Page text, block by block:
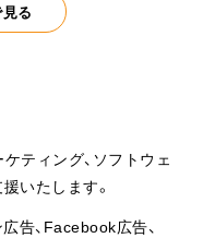
る
ティング、ソフトウェ
いたします。
告、Facebook広告、